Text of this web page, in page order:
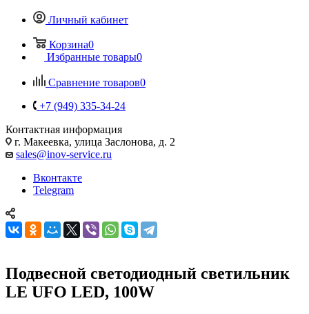
Личный кабинет
Корзина0
Избранные товары0
Сравнение товаров0
+7 (949) 335-34-24
Контактная информация
г. Макеевка, улица Заслонова, д. 2
sales@inov-service.ru
Вконтакте
Telegram
Подвесной светодиодный светильник
LE UFO LED, 100W